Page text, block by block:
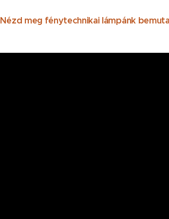
Nézd meg fénytechnikai lámpánk